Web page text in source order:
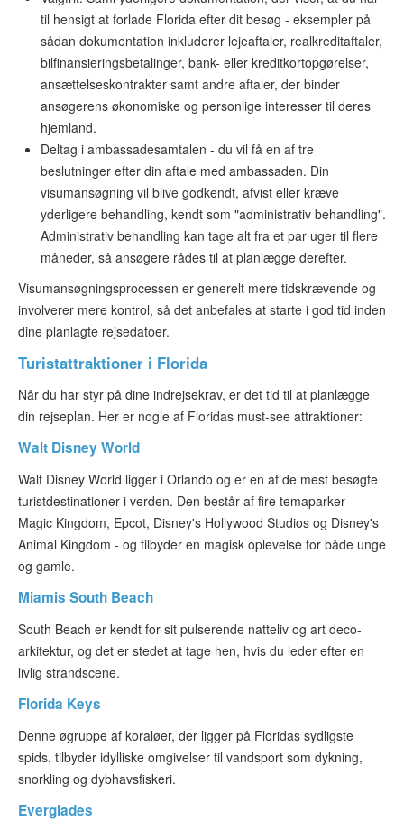
til hensigt at forlade Florida efter dit besøg - eksempler på
sådan dokumentation inkluderer lejeaftaler, realkreditaftaler,
bilfinansieringsbetalinger, bank- eller kreditkortopgørelser,
ansættelseskontrakter samt andre aftaler, der binder
ansøgerens økonomiske og personlige interesser til deres
hjemland.
Deltag i ambassadesamtalen - du vil få en af tre
beslutninger efter din aftale med ambassaden. Din
visumansøgning vil blive godkendt, afvist eller kræve
yderligere behandling, kendt som "administrativ behandling".
Administrativ behandling kan tage alt fra et par uger til flere
måneder, så ansøgere rådes til at planlægge derefter.
Visumansøgningsprocessen er generelt mere tidskrævende og
involverer mere kontrol, så det anbefales at starte i god tid inden
dine planlagte rejsedatoer.
Turistattraktioner i Florida
Når du har styr på dine indrejsekrav, er det tid til at planlægge
din rejseplan. Her er nogle af Floridas must-see attraktioner:
Walt Disney World
Walt Disney World ligger i Orlando og er en af de mest besøgte
turistdestinationer i verden. Den består af fire temaparker -
Magic Kingdom, Epcot, Disney's Hollywood Studios og Disney's
Animal Kingdom - og tilbyder en magisk oplevelse for både unge
og gamle.
Miamis South Beach
South Beach er kendt for sit pulserende natteliv og art deco-
arkitektur, og det er stedet at tage hen, hvis du leder efter en
livlig strandscene.
Florida Keys
Denne øgruppe af koraløer, der ligger på Floridas sydligste
spids, tilbyder idylliske omgivelser til vandsport som dykning,
snorkling og dybhavsfiskeri.
Everglades